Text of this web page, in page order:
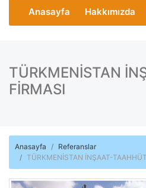
Anasayfa Hakkımızda
TÜRKMENİSTAN
FİRMASI
Anasayfa
Referanslar
TÜRKMENİSTAN İNŞAAT-